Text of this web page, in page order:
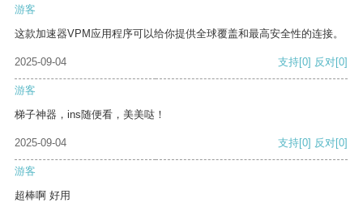
游客
这款加速器VPM应用程序可以给你提供全球覆盖和最高安全性的连接。
2025-09-04 支持[0] 反对[0]
游客
梯子神器，ins随便看，美美哒！
2025-09-04 支持[0] 反对[0]
游客
超棒啊 好用